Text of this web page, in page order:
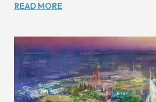
READ MORE
SIM!
A
DISNEY
DIVULGOU
AS